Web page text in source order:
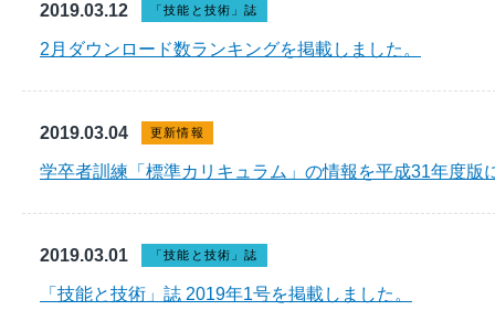
2019.03.12 「技能と技術」誌
2月ダウンロード数ランキングを掲載しました。
2019.03.04 更新情報
学卒者訓練「標準カリキュラム」の情報を平成31年度版
2019.03.01 「技能と技術」誌
「技能と技術」誌 2019年1号を掲載しました。